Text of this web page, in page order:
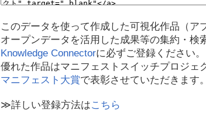
このデータを使って作成した可視化作品（ア
オープンデータを活用した成果等の集約・検
Knowledge Connectorに必ずご登録ください。
優れた作品はマニフェストスイッチプロジェ
マニフェスト大賞で表彰させていただきます。
≫詳しい登録方法はこちら